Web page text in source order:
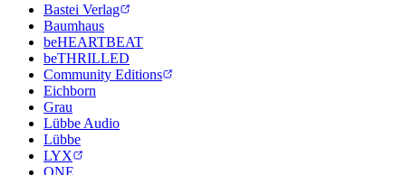
Bastei Verlag
Baumhaus
beHEARTBEAT
beTHRILLED
Community Editions
Eichborn
Grau
Lübbe Audio
Lübbe
LYX
ONE